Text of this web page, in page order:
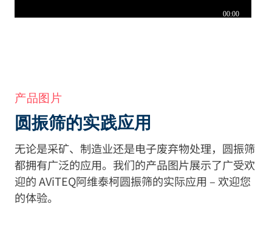
产品图片
圆振筛的实践应用
无论是采矿、制造业还是电子废弃物处理，圆振筛
都拥有广泛的应用。我们的产品图片展示了广受欢
迎的 AViTEQ阿维泰柯圆振筛的实际应用 – 欢迎您
的体验。